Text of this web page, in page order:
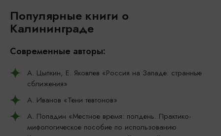
Популярные книги о
Калининграде
Современные авторы:
А. Цыпкин, Е. Яковлев «Россия на Западе: странные
сближения»
А. Иванов «Тени тевтонов»
А. Попадин «Местное время: полдень. Практико-
мифологическое пособие по использованию